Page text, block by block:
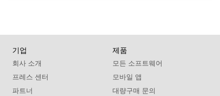
기업
회사 소개
프레스 센터
파트너
제품
모든 소프트웨어
모바일 앱
대량구매 문의